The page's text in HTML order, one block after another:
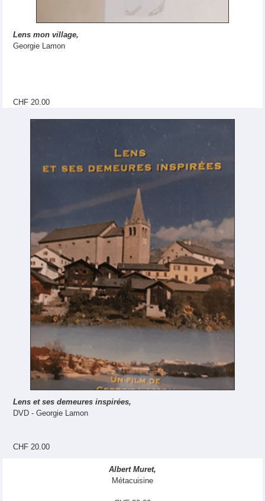
Lens mon village,
Georgie Lamon
CHF 20.00
Lens et ses demeures inspirées,
DVD - Georgie Lamon
CHF 20.00
Albert Muret,
Métacuisine